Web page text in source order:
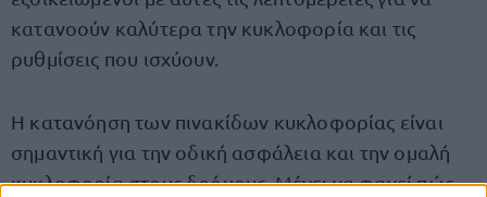
κατανοούν καλύτερα την κυκλοφορία και τις
ρυθμίσεις που ισχύουν.
Η κατανόηση των πινακίδων κυκλοφορίας είναι
σημαντική για την οδική ασφάλεια και την ομαλή
κυκλοφορία στους δρόμους. Μένει να φανεί πώς